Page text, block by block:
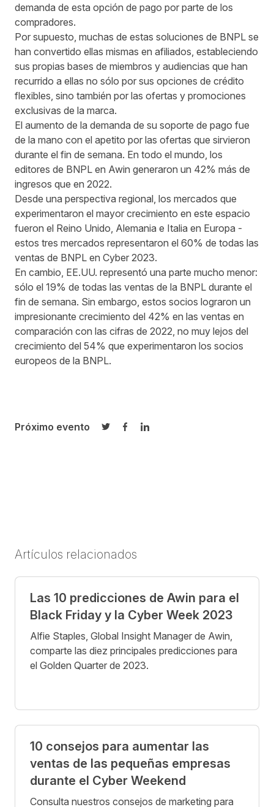
demanda de esta opción de pago por parte de los
compradores.
Por supuesto, muchas de estas soluciones de BNPL se
han convertido ellas mismas en afiliados, estableciendo
sus propias bases de miembros y audiencias que han
recurrido a ellas no sólo por sus opciones de crédito
flexibles, sino también por las ofertas y promociones
exclusivas de la marca.
El aumento de la demanda de su soporte de pago fue
de la mano con el apetito por las ofertas que sirvieron
durante el fin de semana. En todo el mundo, los
editores de BNPL en Awin generaron un 42% más de
ingresos que en 2022.
Desde una perspectiva regional, los mercados que
experimentaron el mayor crecimiento en este espacio
fueron el Reino Unido, Alemania e Italia en Europa -
estos tres mercados representaron el 60% de todas las
ventas de BNPL en Cyber 2023.
En cambio, EE.UU. representó una parte mucho menor:
sólo el 19% de todas las ventas de la BNPL durante el
fin de semana. Sin embargo, estos socios lograron un
impresionante crecimiento del 42% en las ventas en
comparación con las cifras de 2022, no muy lejos del
crecimiento del 54% que experimentaron los socios
europeos de la BNPL.
Próximo evento
Compartir en Twitter
Compartir en Facebook
Compartir en LinkedIn
Artículos relacionados
Las 10 predicciones de Awin para el
Black Friday y la Cyber Week 2023
Alfie Staples, Global Insight Manager de Awin,
comparte las diez principales predicciones para
el Golden Quarter de 2023.
10 consejos para aumentar las
ventas de las pequeñas empresas
durante el Cyber Weekend
Consulta nuestros consejos de marketing para